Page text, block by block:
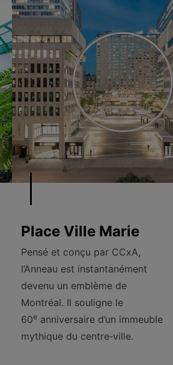
Place Ville Marie
Pensé et conçu par CCxA,
l’Anneau est instantanément
devenu un emblème de
Montréal. Il souligne le
60e anniversaire d’un immeuble
mythique du centre‑ville.